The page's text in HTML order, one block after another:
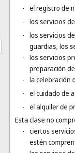
- el registro de
- los servicios
- los servicios
guardias, los
- los servicios
preparación
- la celebración
- el cuidado de
- el alquiler de
Esta clase no
- ciertos
estén